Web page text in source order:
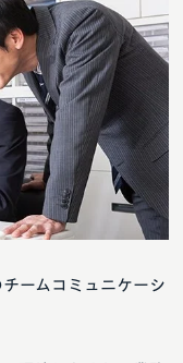
ームコミュニケーシ